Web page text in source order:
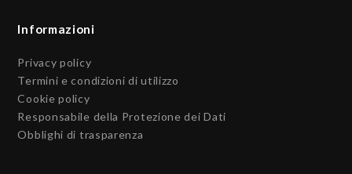
Informazioni
Privacy policy
Termini e condizioni di utilizzo
Cookie policy
Responsabile della Protezione dei Dati
Obblighi di trasparenza